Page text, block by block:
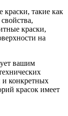
такие как
краски,
на
вашим
и конкретных
красок имеет